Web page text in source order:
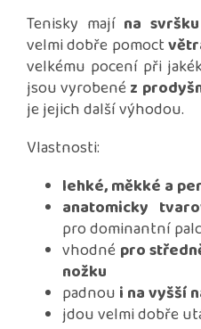
Tenisky mají na
velmi dobře pomoct
velkému pocení při
jsou vyrobené z
je jejich další výhodou.
Vlastnosti:
lehké, měkké a
anatomicky
pro dominantní
vhodné pro
nožku
padnou i na vyšší
jdou velmi dobře